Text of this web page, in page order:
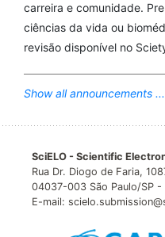
carreira e comunidade.
ciências da vida ou
revisão disponível no
Show all announcements ...
SciELO - Scientific
Rua Dr. Diogo de Faria,
04037-003 São Paulo/SP -
E-mail: